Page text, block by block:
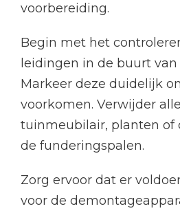
voorbereiding.
Begin met het
leidingen in de buurt
Markeer deze duidelijk
voorkomen. Verwijder
tuinmeubilair, planten of
de funderingspalen.
Zorg ervoor dat er
voor de